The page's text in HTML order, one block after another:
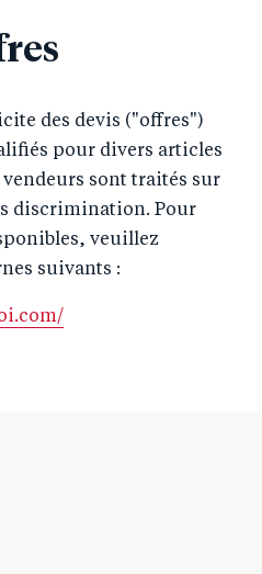
des devis ("offres")
pour divers articles
vendeurs sont traités sur
discrimination. Pour
veuillez
suivants :